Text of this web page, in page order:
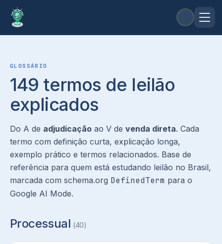
GLOSSÁRIO
149 termos de leilão
explicados
Do A de adjudicação ao V de venda direta. Cada
termo com definição curta, explicação longa,
exemplo prático e termos relacionados. Base de
referência para quem está estudando leilão no Brasil,
marcada com schema.org DefinedTerm para o
Google AI Mode.
Processual (40)